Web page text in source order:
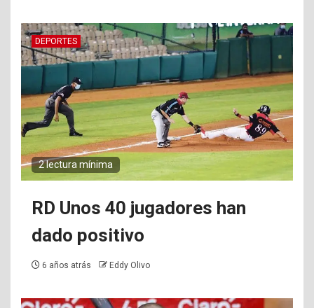
DEPORTES
2 lectura mínima
RD Unos 40 jugadores han
dado positivo
6 años atrás Eddy Olivo